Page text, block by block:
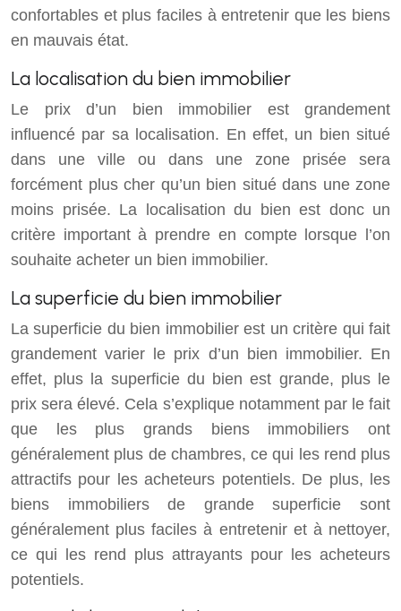
confortables et plus faciles à entretenir que les biens
en mauvais état.
La localisation du bien immobilier
Le prix d’un bien immobilier est grandement
influencé par sa localisation. En effet, un bien situé
dans une ville ou dans une zone prisée sera
forcément plus cher qu’un bien situé dans une zone
moins prisée. La localisation du bien est donc un
critère important à prendre en compte lorsque l’on
souhaite acheter un bien immobilier.
La superficie du bien immobilier
La superficie du bien immobilier est un critère qui fait
grandement varier le prix d’un bien immobilier. En
effet, plus la superficie du bien est grande, plus le
prix sera élevé. Cela s’explique notamment par le fait
que les plus grands biens immobiliers ont
généralement plus de chambres, ce qui les rend plus
attractifs pour les acheteurs potentiels. De plus, les
biens immobiliers de grande superficie sont
généralement plus faciles à entretenir et à nettoyer,
ce qui les rend plus attrayants pour les acheteurs
potentiels.